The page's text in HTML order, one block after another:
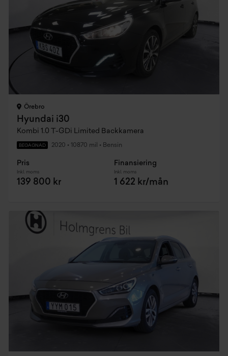
Örebro
Hyundai i30
Kombi 1.0 T-GDi Limited Backkamera
BEGAGNAD 2020 • 10870 mil • Bensin
Pris
Inkl. moms
139 800 kr
Finansiering
Inkl. moms
1 622 kr/mån